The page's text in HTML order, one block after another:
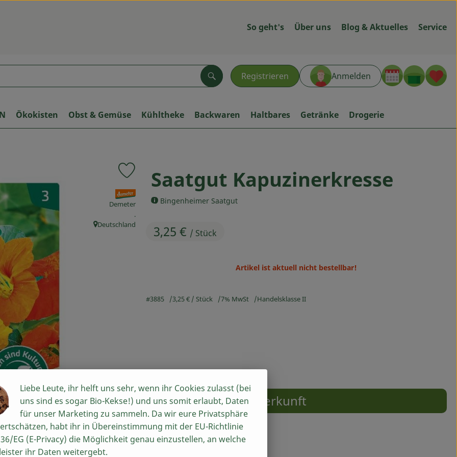
So geht's Über uns Blog & Aktuelles Service
Registrieren Anmelden
Suchen
Ökokisten Obst & Gemüse Kühltheke Backwaren Haltbares Getränke Drogerie
Saatgut Kapuzinerkresse
Bingenheimer Saatgut
3,25 € / Stück
Produkt zu Favouriten hinzufügen
, Verband:
Demeter
, Kontrollstelle:
.
, Herkunft:
Deutschland
Artikel ist aktuell nicht bestellbar!
#3885 3,25 € / Stück 7% MwSt Handelsklasse II
Rezepte
Herkunft
keine passenden Rezepte gefunden.
Liebe Leute, ihr helft uns sehr, wenn ihr Cookies zulasst (bei
uns sind es sogar Bio-Kekse!) und uns somit erlaubt, Daten
für unser Marketing zu sammeln. Da wir eure Privatsphäre
habt ihr in Übereinstimmung mit der EU-Richtlinie
EG (E-Privacy) die Möglichkeit genau einzustellen, an welche
ihr Daten weitergebt.